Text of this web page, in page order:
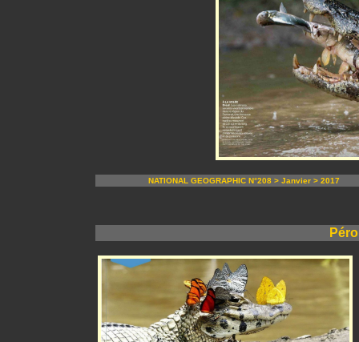
NATIONAL GEOGRAPHIC N°208 > Janvier > 2017